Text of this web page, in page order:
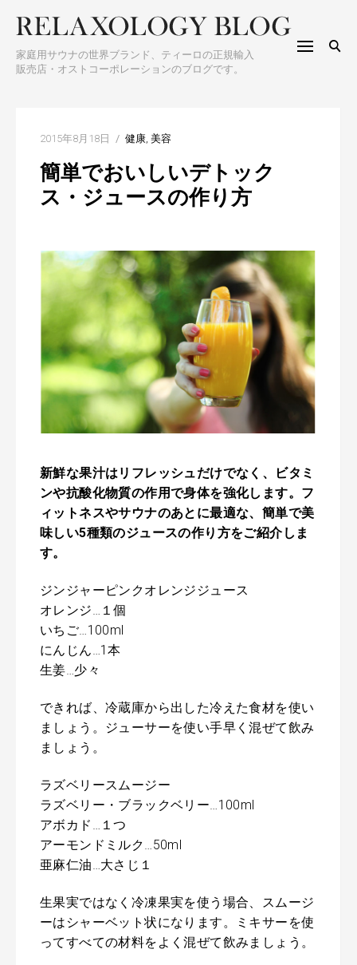
家庭用サウナの世界ブランド、ティーロの正規輸入
販売店・オストコーポレーションのブログです。
2015年8月18日 健康 美容
簡単でおいしいデトック
ス・ジュースの作り方
新鮮な果汁はリフレッシュだけでなく、ビタミ
ンや抗酸化物質の作用で身体を強化します。フ
ィットネスやサウナのあとに最適な、簡単で美
味しい5種類のジュースの作り方をご紹介しま
す。
ジンジャーピンクオレンジジュース
オレンジ…１個
いちご…100ml
にんじん…1本
生姜…少々
できれば、冷蔵庫から出した冷えた食材を使い
ましょう。ジューサーを使い手早く混ぜて飲み
ましょう。
ラズベリースムージー
ラズベリー・ブラックベリー…100ml
アボカド…１つ
アーモンドミルク…50ml
亜麻仁油…大さじ１
生果実ではなく冷凍果実を使う場合、スムージ
ーはシャーベット状になります。ミキサーを使
ってすべての材料をよく混ぜて飲みましょう。